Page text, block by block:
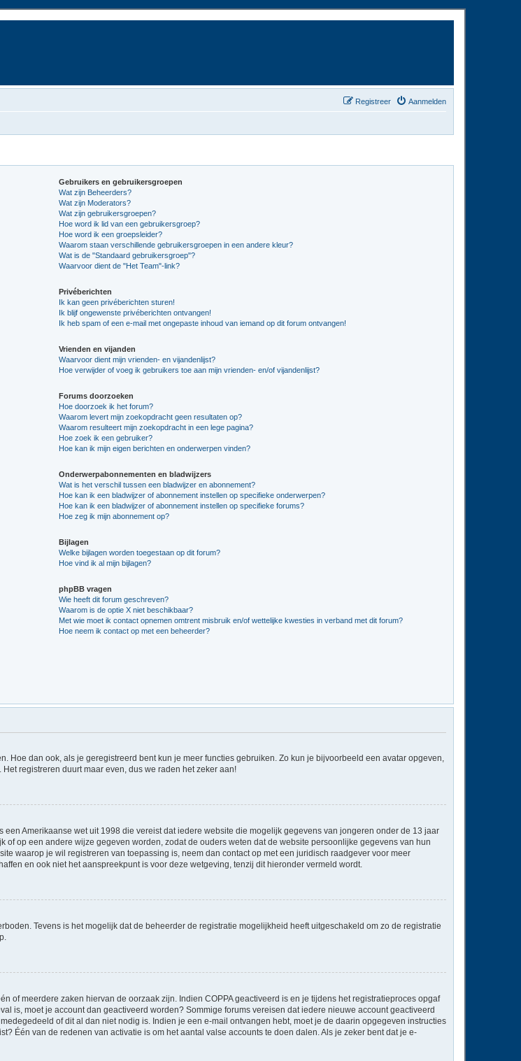
Aanmelden
Registreer
Gebruikers en gebruikersgroepen
Wat zijn Beheerders?
Wat zijn Moderators?
Wat zijn gebruikersgroepen?
Hoe word ik lid van een gebruikersgroep?
Hoe word ik een groepsleider?
Waarom staan verschillende gebruikersgroepen in een andere kleur?
Wat is de "Standaard gebruikersgroep"?
Waarvoor dient de "Het Team"-link?
Privéberichten
Ik kan geen privéberichten sturen!
Ik blijf ongewenste privéberichten ontvangen!
Ik heb spam of een e-mail met ongepaste inhoud van iemand op dit forum ontvangen!
Vrienden en vijanden
Waarvoor dient mijn vrienden- en vijandenlijst?
Hoe verwijder of voeg ik gebruikers toe aan mijn vrienden- en/of vijandenlijst?
Forums doorzoeken
Hoe doorzoek ik het forum?
Waarom levert mijn zoekopdracht geen resultaten op?
Waarom resulteert mijn zoekopdracht in een lege pagina?
Hoe zoek ik een gebruiker?
Hoe kan ik mijn eigen berichten en onderwerpen vinden?
Onderwerpabonnementen en bladwijzers
Wat is het verschil tussen een bladwijzer en abonnement?
Hoe kan ik een bladwijzer of abonnement instellen op specifieke onderwerpen?
Hoe kan ik een bladwijzer of abonnement instellen op specifieke forums?
Hoe zeg ik mijn abonnement op?
Bijlagen
Welke bijlagen worden toegestaan op dit forum?
Hoe vind ik al mijn bijlagen?
phpBB vragen
Wie heeft dit forum geschreven?
Waarom is de optie X niet beschikbaar?
Met wie moet ik contact opnemen omtrent misbruik en/of wettelijke kwesties in verband met dit forum?
Hoe neem ik contact op met een beheerder?
Hoe dan ook, als je geregistreerd bent kun je meer functies gebruiken. Zo kun je bijvoorbeeld een avatar opgeven,
registreren duurt maar even, dus we raden het zeker aan!
een Amerikaanse wet uit 1998 die vereist dat iedere website die mogelijk gegevens van jongeren onder de 13 jaar
op een andere wijze gegeven worden, zodat de ouders weten dat de website persoonlijke gegevens van hun
waarop je wil registreren van toepassing is, neem dan contact op met een juridisch raadgever voor meer
en ook niet het aanspreekpunt is voor deze wetgeving, tenzij dit hieronder vermeld wordt.
Tevens is het mogelijk dat de beheerder de registratie mogelijkheid heeft uitgeschakeld om zo de registratie
of meerdere zaken hiervan de oorzaak zijn. Indien COPPA geactiveerd is en je tijdens het registratieproces opgaf
is, moet je account dan geactiveerd worden? Sommige forums vereisen dat iedere nieuwe account geactiveerd
of dit al dan niet nodig is. Indien je een e-mail ontvangen hebt, moet je de daarin opgegeven instructies
Één van de redenen van activatie is om het aantal valse accounts te doen dalen. Als je zeker bent dat je e-